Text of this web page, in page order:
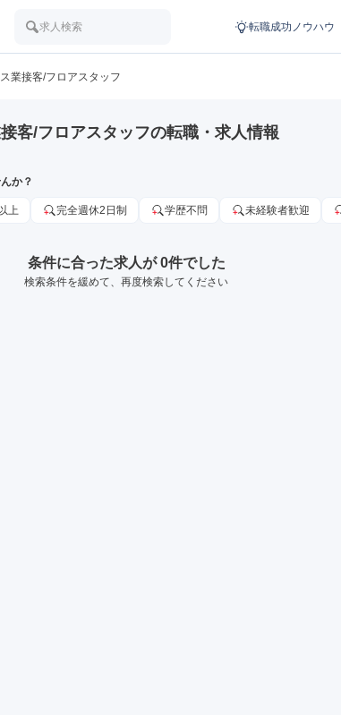
求人検索 転職成功ノウハウ
業接客/フロアスタッフ
客/フロアスタッフの転職・求人情報
か？
上 完全週休2日制 学歴不問 未経験者歓迎
条件に合った求人が 0件でした
検索条件を緩めて、再度検索してください